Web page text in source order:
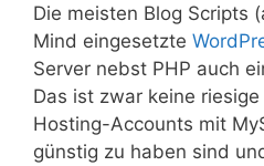
Die meisten Blog Scripts
Mind eingesetzte
Server nebst PHP auch
Das ist zwar keine
Hosting-Accounts mit
günstig zu haben sind